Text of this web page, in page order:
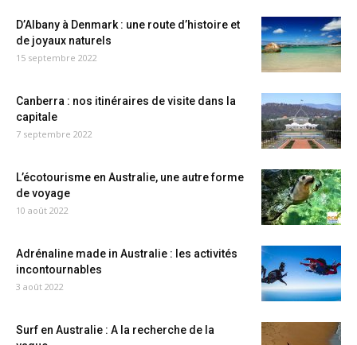
D’Albany à Denmark : une route d’histoire et
de joyaux naturels
15 septembre 2022
Canberra : nos itinéraires de visite dans la
capitale
7 septembre 2022
L’écotourisme en Australie, une autre forme
de voyage
10 août 2022
Adrénaline made in Australie : les activités
incontournables
3 août 2022
Surf en Australie : A la recherche de la